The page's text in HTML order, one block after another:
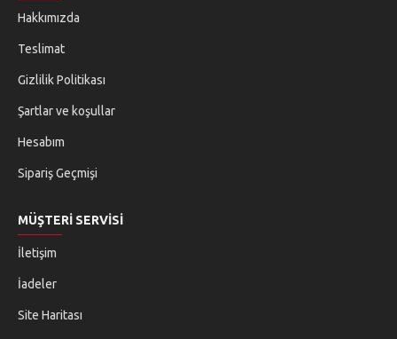
Hakkımızda
Teslimat
Gizlilik Politikası
Şartlar ve koşullar
Hesabım
Sipariş Geçmişi
MÜŞTERI SERVISI
İletişim
İadeler
Site Haritası